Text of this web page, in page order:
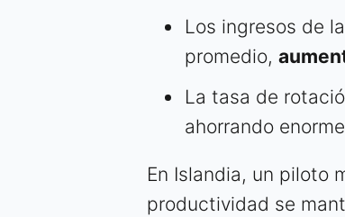
Los ingresos de
promedio,
La tasa de
ahorrando
En Islandia, un piloto
productividad se